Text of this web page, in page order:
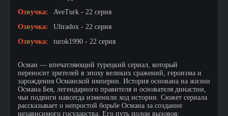
Озвучка:
AveTurk - 22 серия
Озвучка:
Ultradox - 22 серия
Озвучка:
turok1990 - 22 серия
Осман — впечатляющий турецкий сериал, который
переносит зрителей в эпоху великих сражений, героизма и
зарождения Османской империи. История основана на жизни
Османа Бея, легендарного правителя и основателя династии,
чьи подвиги навсегда изменили ход истории. Сюжет сериала
рассказывает о непростой борьбе Османа за создание
независимого государства. Его путь полон вызовов: